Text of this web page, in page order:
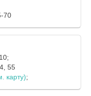
70
55
карту);